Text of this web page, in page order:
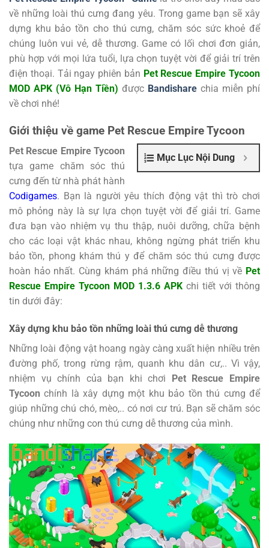
về những loài thú cưng đang yêu. Trong game bạn sẽ xây
dựng khu bảo tồn cho thú cưng, chăm sóc sức khoẻ để
chúng luôn vui vẻ, dễ thương. Game có lối chơi đơn giản,
phù hợp với mọi lứa tuổi, lựa chọn tuyệt vời để giải trí trên
điện thoại. Tải ngay phiên bản Pet Rescue Empire Tycoon
MOD APK (Vô Hạn Tiền) được Bandishare chia miễn phí
về chơi nhé!
Giới thiệu về game Pet Rescue Empire Tycoon
Mục Lục Nội Dung
Pet Rescue Empire Tycoon
tựa game chăm sóc thú
cưng đến từ nhà phát hành
Codigames. Bạn là người yêu thích động vật thì trò chơi
mô phỏng này là sự lựa chọn tuyệt vời để giải trí. Game
đưa bạn vào nhiệm vụ thu thập, nuôi dưỡng, chữa bệnh
cho các loại vật khác nhau, không ngừng phát triển khu
bảo tồn, phong khám thú y để chăm sóc thú cưng được
hoàn hảo nhất. Cùng khám phá những điều thú vị về Pet
Rescue Empire Tycoon MOD 1.3.6 APK chi tiết với thông
tin dưới đây:
Xây dựng khu bảo tồn những loài thú cưng dễ thương
Những loài động vật hoang ngày càng xuất hiện nhiều trên
đường phố, trong rừng rậm, quanh khu dân cư,.. Vì vậy,
nhiệm vụ chính của bạn khi chơi Pet Rescue Empire
Tycoon chính là xây dựng một khu bảo tồn thú cưng để
giúp những chú chó, mèo,.. có nơi cư trú. Bạn sẽ chăm sóc
chúng như những con thú cưng dễ thương của mình.